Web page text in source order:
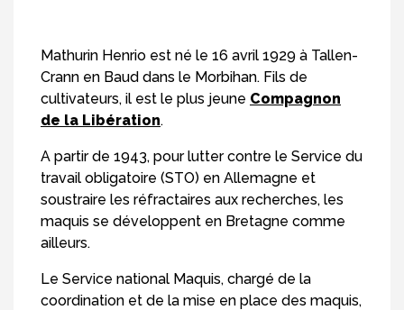
Mathurin Henrio est né le 16 avril 1929 à Tallen-
Crann en Baud dans le Morbihan. Fils de
cultivateurs, il est le plus jeune Compagnon
de la Libération.
A partir de 1943, pour lutter contre le Service du
travail obligatoire (STO) en Allemagne et
soustraire les réfractaires aux recherches, les
maquis se développent en Bretagne comme
ailleurs.
Le Service national Maquis, chargé de la
coordination et de la mise en place des maquis,